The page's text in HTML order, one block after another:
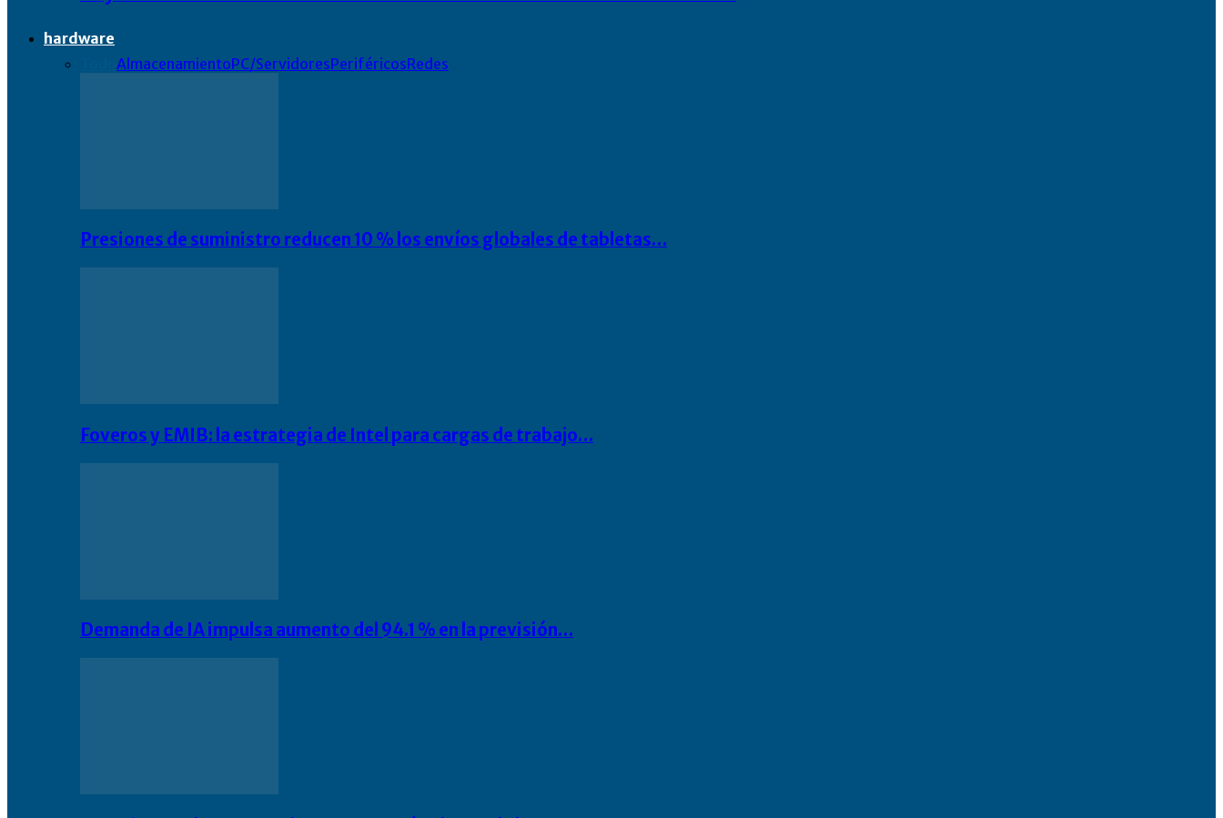
hardware
AlmacenamientoPC/ServidoresPeriféricosRedes
Presiones de suministro reducen 10 % los envíos globales de tabletas…
Foveros y EMIB: la estrategia de Intel para cargas de trabajo…
Demanda de IA impulsa aumento del 94.1 % en la previsión…